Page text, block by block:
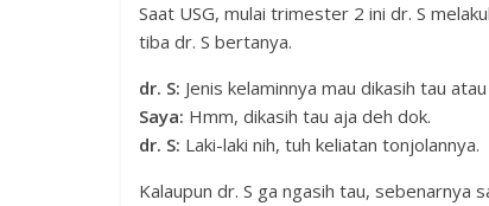
Saat USG, mulai trimester 2 ini dr. S
tiba dr. S bertanya.
dr. S: Jenis kelaminnya mau dikasih tau
Saya: Hmm, dikasih tau aja deh dok.
dr. S: Laki-laki nih, tuh keliatan tonjolannya.
Kalaupun dr. S ga ngasih tau, sebenarnya